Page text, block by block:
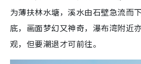
为薄扶林水塘，溪水由石壁急流而
底，画面梦幻又神奇，瀑布湾附近
观，但要潮退才可前往。